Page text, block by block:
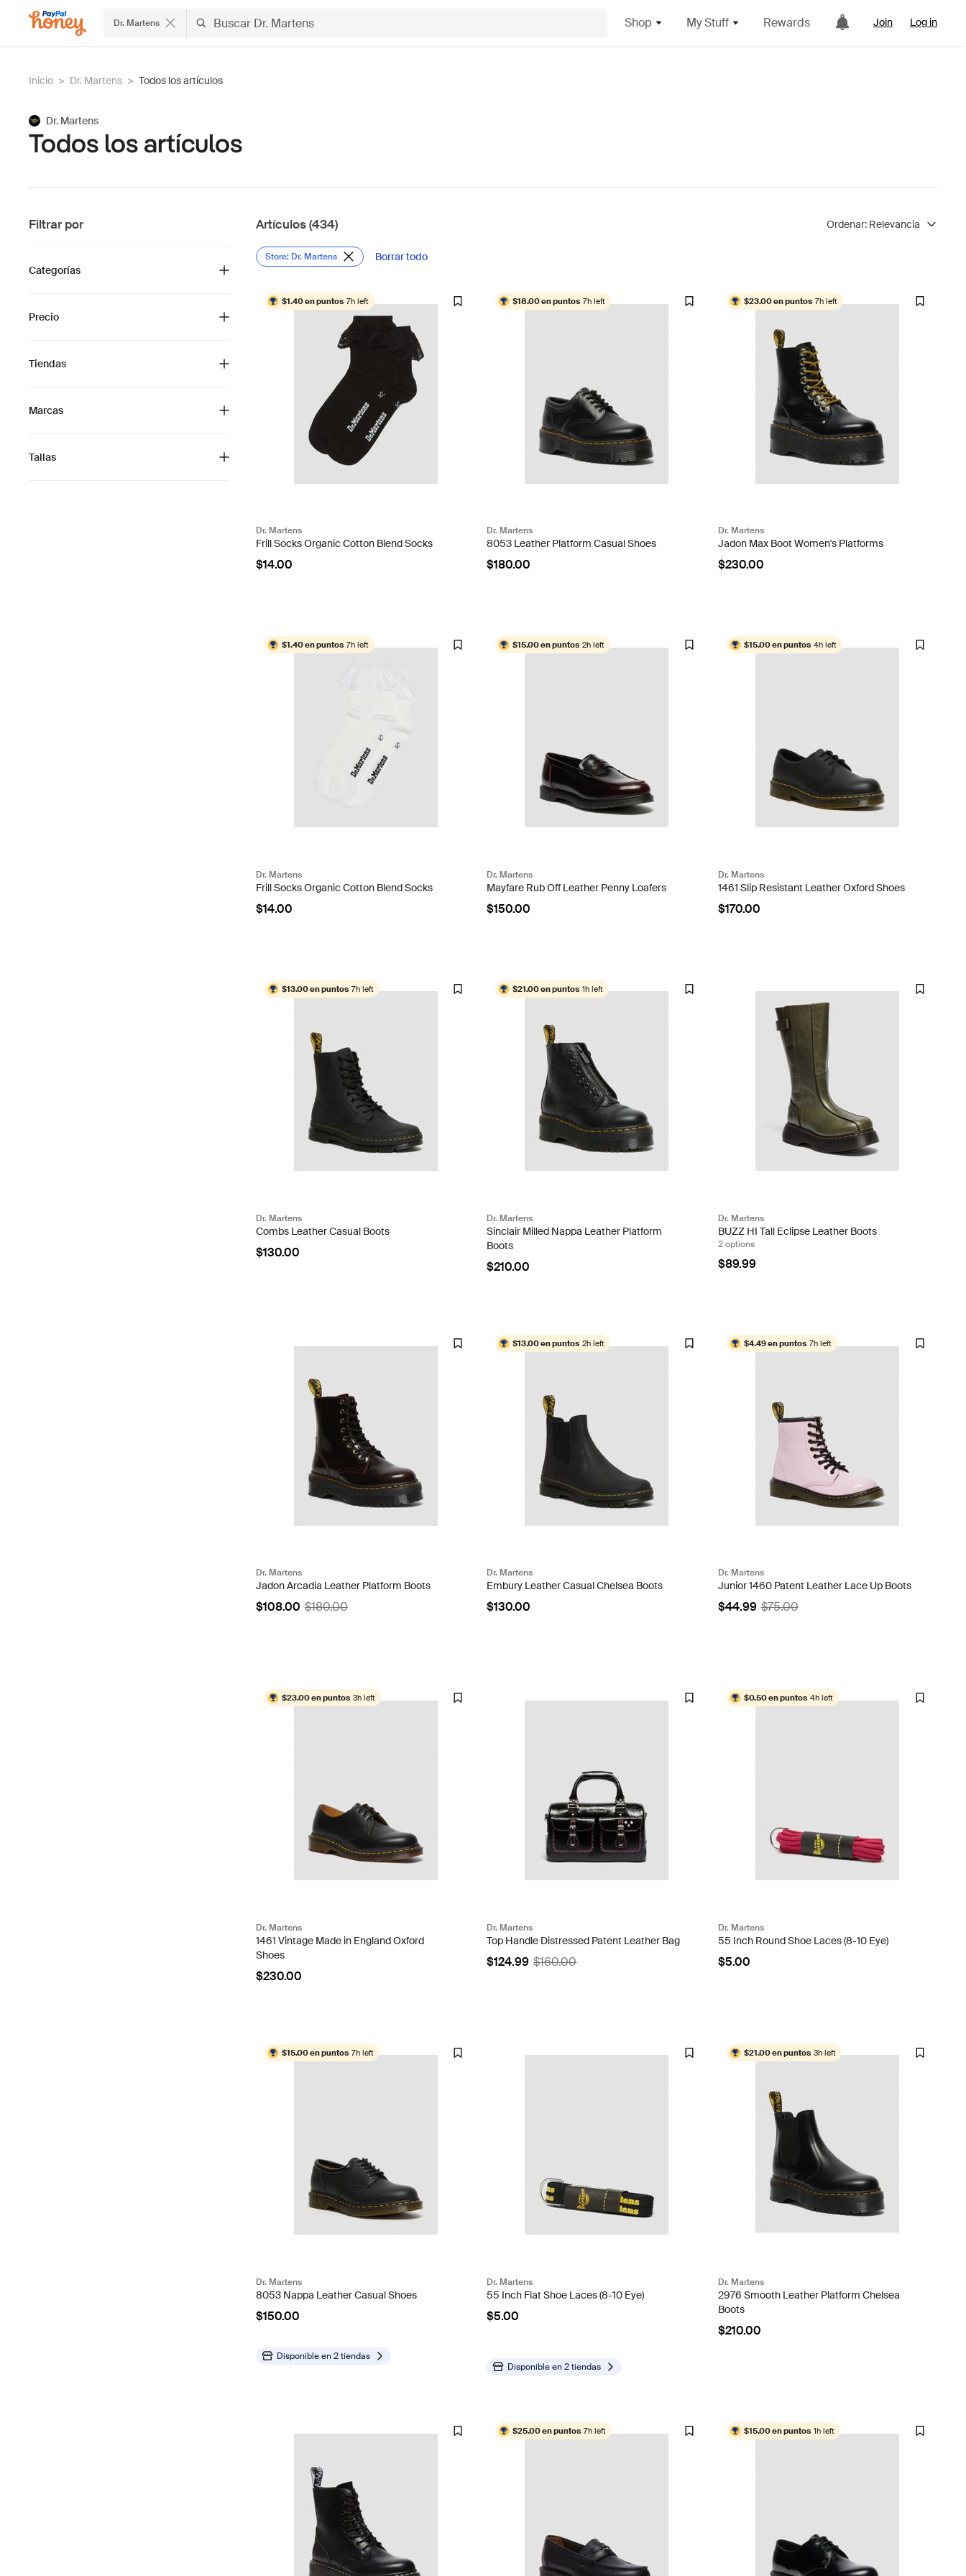
Dr. Martens Shop My Stuff Rewards Join Log in
Inicio > Dr. Martens > Todos los artículos
Dr. Martens
Todos los artículos
Filtrar por
Categorías
Precio
Tiendas
Marcas
Tallas
Artículos (434) Ordenar: Relevancia
Store: Dr. Martens Borrar todo
$1.40 en puntos 7h left
Dr. Martens
Frill Socks Organic Cotton Blend Socks
$14.00
$18.00 en puntos 7h left
Dr. Martens
8053 Leather Platform Casual Shoes
$180.00
$23.00 en puntos 7h left
Dr. Martens
Jadon Max Boot Women's Platforms
$230.00
$1.40 en puntos 7h left
Dr. Martens
Frill Socks Organic Cotton Blend Socks
$14.00
$15.00 en puntos 2h left
Dr. Martens
Mayfare Rub Off Leather Penny Loafers
$150.00
$15.00 en puntos 4h left
Dr. Martens
1461 Slip Resistant Leather Oxford Shoes
$170.00
$13.00 en puntos 7h left
Dr. Martens
Combs Leather Casual Boots
$130.00
$21.00 en puntos 1h left
Dr. Martens
Sinclair Milled Nappa Leather Platform
Boots
$210.00
Dr. Martens
BUZZ HI Tall Eclipse Leather Boots
2 options
$89.99
Dr. Martens
Jadon Arcadia Leather Platform Boots
$108.00 $180.00
$13.00 en puntos 2h left
Dr. Martens
Embury Leather Casual Chelsea Boots
$130.00
$4.49 en puntos 7h left
Dr. Martens
Junior 1460 Patent Leather Lace Up Boots
$44.99 $75.00
$23.00 en puntos 3h left
Dr. Martens
1461 Vintage Made in England Oxford
Shoes
$230.00
Dr. Martens
Top Handle Distressed Patent Leather Bag
$124.99 $160.00
$0.50 en puntos 4h left
Dr. Martens
55 Inch Round Shoe Laces (8-10 Eye)
$5.00
$15.00 en puntos 7h left
Dr. Martens
8053 Nappa Leather Casual Shoes
$150.00
Disponible en2 tiendas
Dr. Martens
55 Inch Flat Shoe Laces (8-10 Eye)
$5.00
Disponible en2 tiendas
$21.00 en puntos 3h left
Dr. Martens
2976 Smooth Leather Platform Chelsea
Boots
$210.00
$25.00 en puntos 7h left $15.00 en puntos 1h left